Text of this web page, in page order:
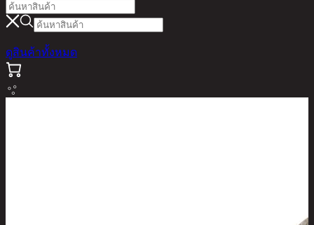
ดูสินค้าทั้งหมด